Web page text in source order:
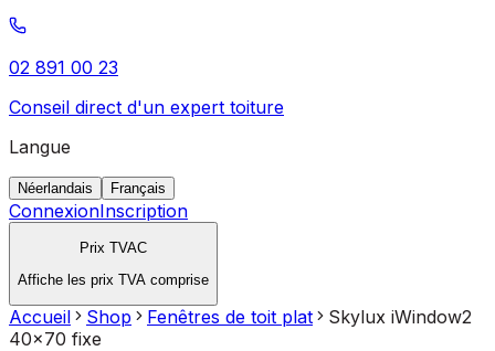
02 891 00 23
Conseil direct d'un expert toiture
Langue
Néerlandais Français
ConnexionInscription
Prix TVAC
Affiche les prix TVA comprise
Accueil Shop Fenêtres de toit plat
Skylux iWindow2
40x70 fixe